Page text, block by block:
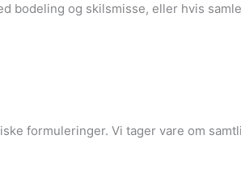
og skilsmisse, eller hvis
formuleringer. Vi tager vare om